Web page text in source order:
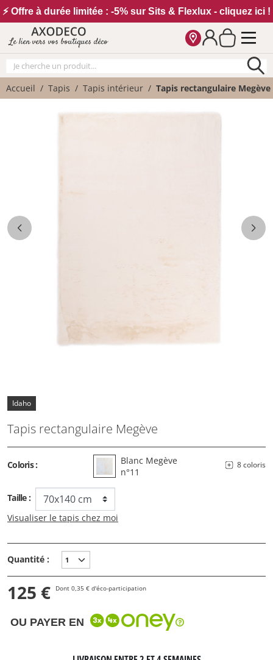
⚡ Offre à durée limitée : -5% sur Sits & Flexlux - cliquez ici !
Le lien vers vos boutiques déco
Accueil Tapis Tapis intérieur Tapis rectangulaire Megève
Idaho
Tapis rectangulaire Megève
Coloris :
Blanc Megève
n°11
8 coloris
Taille :
Visualiser le tapis chez moi
Quantité :
125 € Dont 0,35 € d'éco-participation
OU PAYER EN
Vos paramètres cookies